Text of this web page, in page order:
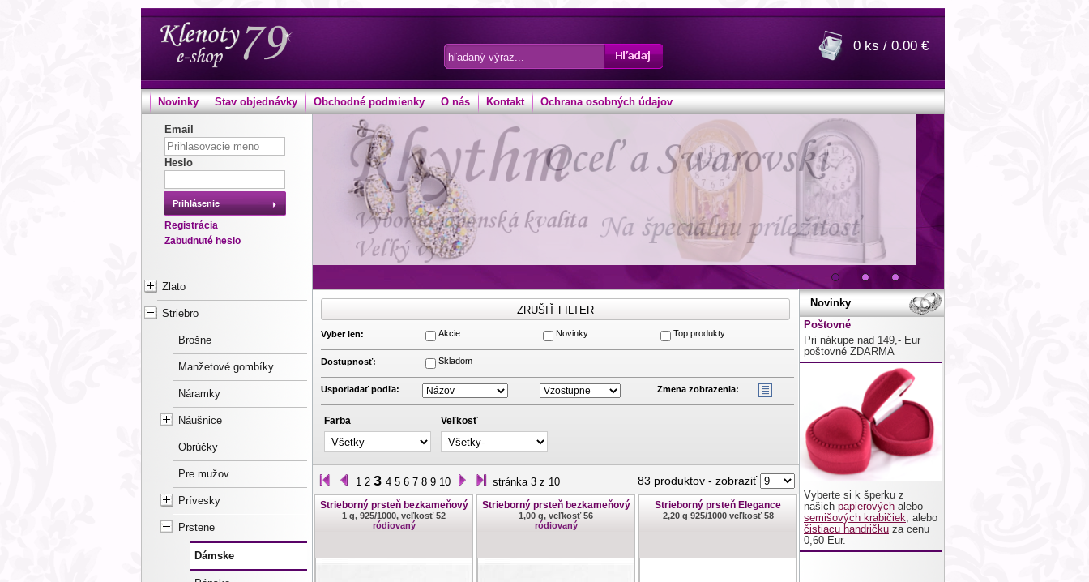
0 ks / 0.00 €
Novinky Stav objednávky Obchodné podmienky O nás Kontakt Ochrana osobných údajov
Email
Heslo
Prihlásenie
Registrácia
Zabudnuté heslo
Zlato
Striebro
Brošne
Manžetové gombíky
Náramky
Náušnice
Obrúčky
Pre mužov
Prívesky
Prstene
Dámske
Vyber len: Akcie Novinky Top produkty
Dostupnosť: Skladom
Usporiadať podľa: Zmena zobrazenia:
Farba Veľkosť
1 2 3 4 5 6 7 8 9 10 stránka 3 z 10 83 produktov - zobraziť
Strieborný prsteň bezkameňový
1 g, 925/1000, veľkosť 52
ródiovaný
Strieborný prsteň bezkameňový
1,00 g, veľkosť 56
ródiovaný
Strieborný prsteň Elegance
2,20 g 925/1000 veľkosť 58
Novinky
Poštovné
Pri nákupe nad 149,- Eur
poštovné ZDARMA
Vyberte si k šperku z
našich papierových alebo
semišových krabičiek, alebo
čistiacu handričku za cenu
0,60 Eur.